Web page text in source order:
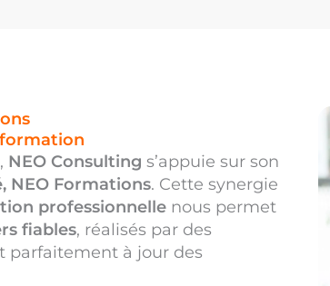
formation
NEO Consulting s’appuie sur son
NEO Formations. Cette synergie
professionnelle nous permet
fiables, réalisés par des
parfaitement à jour des